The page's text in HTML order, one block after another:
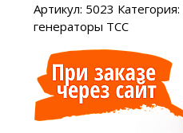
Артикул: 5023 Категория:
генераторы ТСС